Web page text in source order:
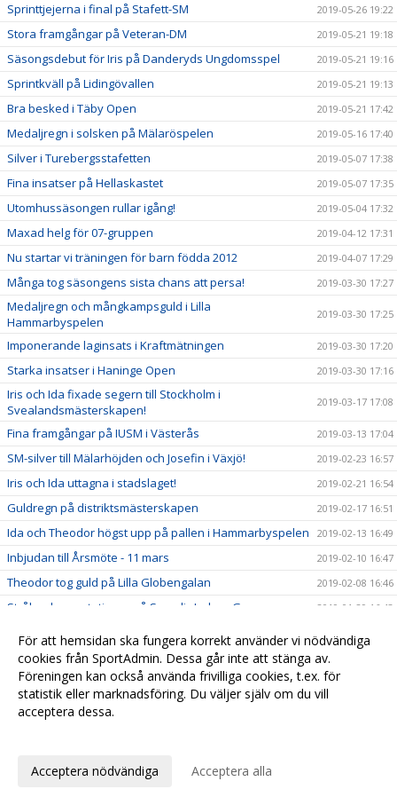
Sprinttjejerna i final på Stafett-SM 2019-05-26 19:22
Stora framgångar på Veteran-DM 2019-05-21 19:18
Säsongsdebut för Iris på Danderyds Ungdomsspel 2019-05-21 19:16
Sprintkväll på Lidingövallen 2019-05-21 19:13
Bra besked i Täby Open 2019-05-21 17:42
Medaljregn i solsken på Mälaröspelen 2019-05-16 17:40
Silver i Turebergsstafetten 2019-05-07 17:38
Fina insatser på Hellaskastet 2019-05-07 17:35
Utomhussäsongen rullar igång! 2019-05-04 17:32
Maxad helg för 07-gruppen 2019-04-12 17:31
Nu startar vi träningen för barn födda 2012 2019-04-07 17:29
Många tog säsongens sista chans att persa! 2019-03-30 17:27
Medaljregn och mångkampsguld i Lilla
Hammarbyspelen
2019-03-30 17:25
Imponerande laginsats i Kraftmätningen 2019-03-30 17:20
Starka insatser i Haninge Open 2019-03-30 17:16
Iris och Ida fixade segern till Stockholm i
Svealandsmästerskapen!
2019-03-17 17:08
Fina framgångar på IUSM i Västerås 2019-03-13 17:04
SM-silver till Mälarhöjden och Josefin i Växjö! 2019-02-23 16:57
Iris och Ida uttagna i stadslaget! 2019-02-21 16:54
Guldregn på distriktsmästerskapen 2019-02-17 16:51
Ida och Theodor högst upp på pallen i Hammarbyspelen 2019-02-13 16:49
Inbjudan till Årsmöte - 11 mars 2019-02-10 16:47
Theodor tog guld på Lilla Globengalan 2019-02-08 16:46
Strålande prestationer på Scandic Indoor Games 2019-01-29 16:43
Fin utdelning i Västerås 2019-01-25 16:41
Bra resultat på Täby Vinterspel 2019-01-25 16:39
Medaljregn i Norrköping 2019-01-09 19:58
Vass avslutning på Luciaspelen
Starka tjejer på SAYO Indoor
För att hemsidan ska fungera korrekt använder vi nödvändiga
cookies från SportAdmin. Dessa går inte att stänga av.
Föreningen kan också använda frivilliga cookies, t.ex. för
statistik eller marknadsföring. Du väljer själv om du vill
acceptera dessa.
Acceptera nödvändiga Acceptera alla